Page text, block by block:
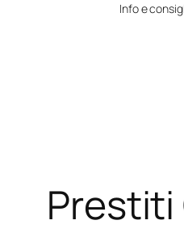
Info e
Prestiti